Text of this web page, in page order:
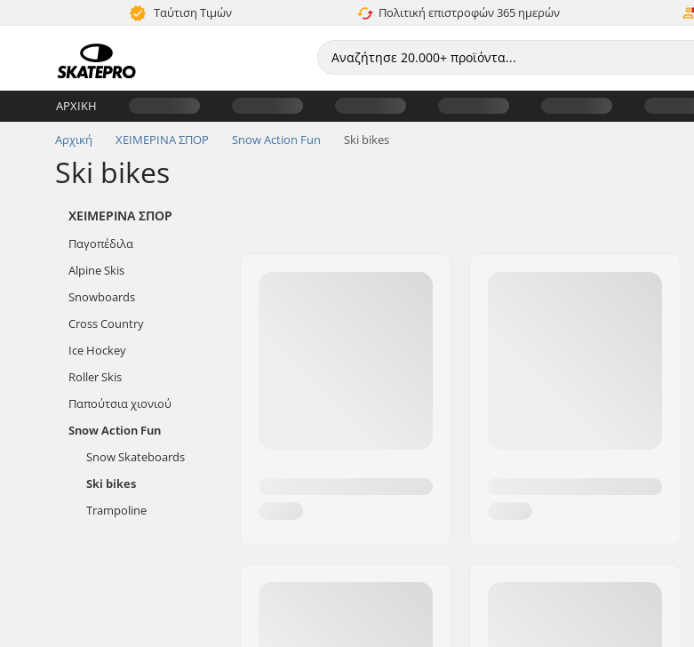
Ταύτιση Τιμών Πολιτική επιστροφών 365 ημερών
ΑΡΧΙΚΉ
Αρχική ΧΕΙΜΕΡΙΝΑ ΣΠΟΡ Snow Action Fun Ski bikes
Ski bikes
ΧΕΙΜΕΡΙΝΑ ΣΠΟΡ
Παγοπέδιλα
Alpine Skis
Snowboards
Cross Country
Ice Hockey
Roller Skis
Παπούτσια χιονιού
Snow Action Fun
Snow Skateboards
Ski bikes
Trampoline